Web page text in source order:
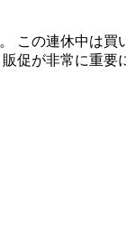
この連休中は
促が非常に重